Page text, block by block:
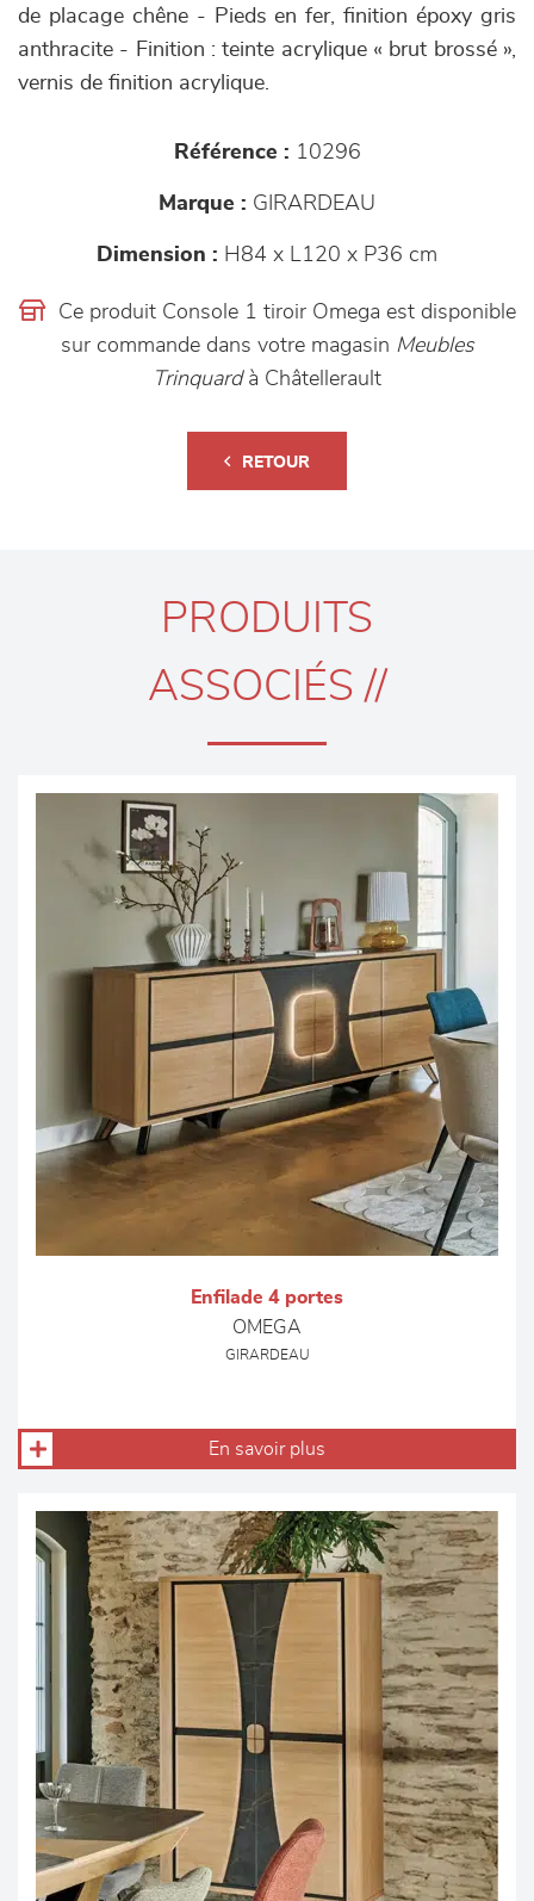
de placage chêne - Pieds en fer, finition époxy gris
anthracite - Finition : teinte acrylique « brut brossé »,
vernis de finition acrylique.
Référence : 10296
Marque : GIRARDEAU
Dimension : H84 x L120 x P36 cm
Ce produit Console 1 tiroir Omega est disponible
sur commande dans votre magasin Meubles
Trinquard à Châtellerault
RETOUR
PRODUITS
ASSOCIÉS //
Enfilade 4 portes
OMEGA
GIRARDEAU
En savoir plus